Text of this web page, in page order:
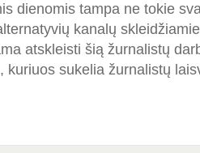
dienomis tampa ne tokie
kanalų
atskleisti šią žurnalistų
kuriuos sukelia žurnalistų